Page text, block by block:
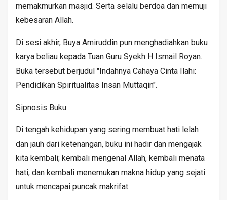
memakmurkan masjid. Serta selalu berdoa dan memuji
kebesaran Allah.
Di sesi akhir, Buya Amiruddin pun menghadiahkan buku
karya beliau kepada Tuan Guru Syekh H Ismail Royan.
Buka tersebut berjudul "Indahnya Cahaya Cinta Ilahi:
Pendidikan Spiritualitas Insan Muttaqin".
Sipnosis Buku
Di tengah kehidupan yang sering membuat hati lelah
dan jauh dari ketenangan, buku ini hadir dan mengajak
kita kembali; kembali mengenal Allah, kembali menata
hati, dan kembali menemukan makna hidup yang sejati
untuk mencapai puncak makrifat.